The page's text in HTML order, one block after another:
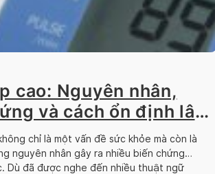
cao: Nguyên nhân,
và cách ổn định lâu
chỉ là một vấn đề sức khỏe mà còn là
nguyên nhân gây ra nhiều biến chứng
Dù đã được nghe đến nhiều thuật ngữ